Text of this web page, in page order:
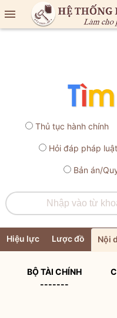

Thủ tục hành chính
Hỏi đáp pháp luật
Bản án/
Hiệu lực Lược đồ Nội
BỘ TÀI CHÍNH
-------